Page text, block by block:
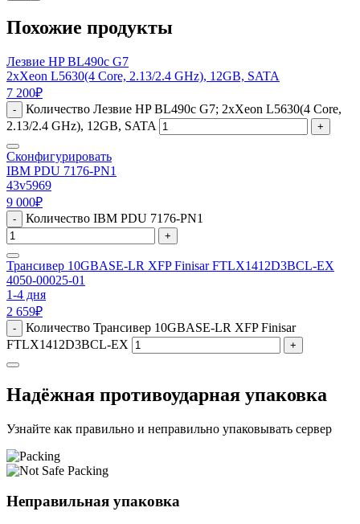
Похожие продукты
Лезвие HP BL490c G7
2xXeon L5630(4 Core, 2.13/2.4 GHz), 12GB, SATA
7 200₽
-
Количество Лезвие HP BL490c G7; 2xXeon L5630(4 Core,
2.13/2.4 GHz), 12GB, SATA
+
Сконфигурировать
IBM PDU 7176-PN1
43v5969
9 000₽
- Количество IBM PDU 7176-PN1
+
Трансивер 10GBASE-LR XFP Finisar FTLX1412D3BCL-EX
4050-00025-01
1-4 дня
2 659₽
-
Количество Трансивер 10GBASE-LR XFP Finisar
FTLX1412D3BCL-EX
+
Надёжная противоударная упаковка
Узнайте как правильно и неправильно упаковывать сервер
Неправильная упаковка